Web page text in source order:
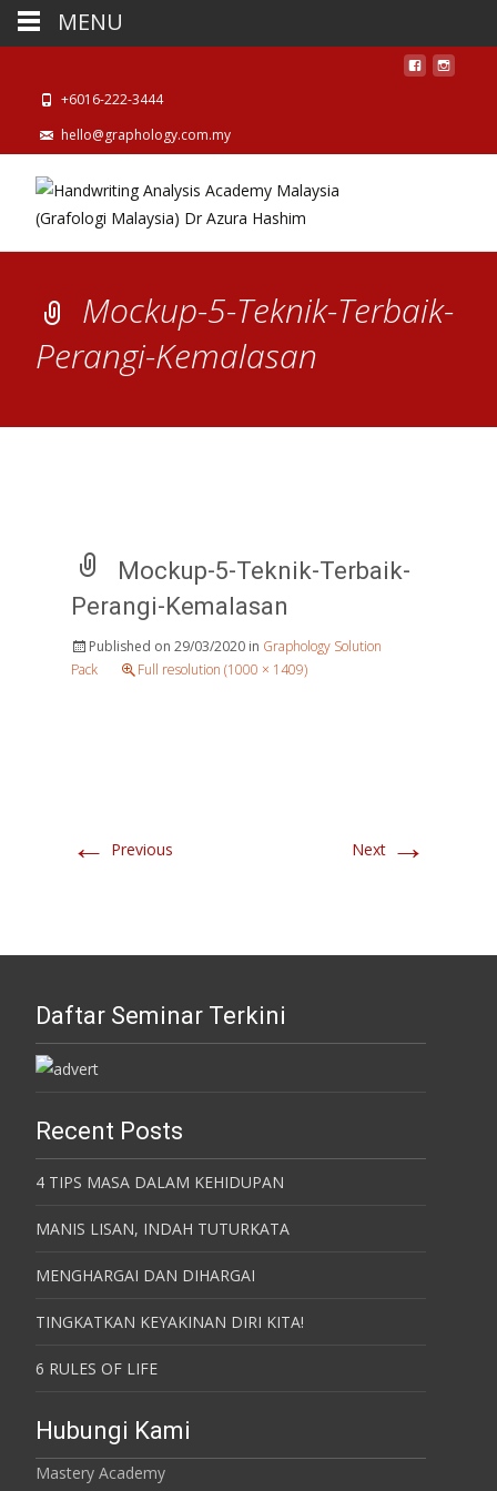
+6016-222-3444
hello@graphology.com.my
Mockup-5-Teknik-Terbaik-
Perangi-Kemalasan
Mockup-5-Teknik-Terbaik-
Perangi-Kemalasan
Published on 29/03/2020 in Graphology Solution
Pack
Full resolution (1000 × 1409)
← Previous Next →
Daftar Seminar Terkini
Recent Posts
4 TIPS MASA DALAM KEHIDUPAN
MANIS LISAN, INDAH TUTURKATA
MENGHARGAI DAN DIHARGAI
TINGKATKAN KEYAKINAN DIRI KITA!
6 RULES OF LIFE
Hubungi Kami
Mastery Academy
MENU